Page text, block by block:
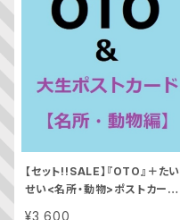
【セット!!SALE】『OTO』＋たい
せい<名所・動物>ポストカード
¥3,600